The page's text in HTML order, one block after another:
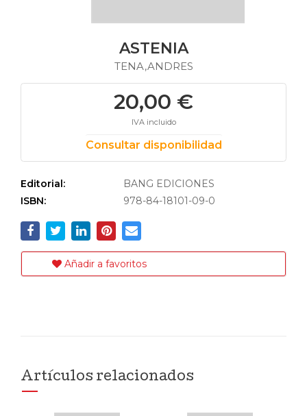
ASTENIA
TENA,ANDRES
20,00 €
IVA incluido
Consultar disponibilidad
Editorial:
BANG EDICIONES
ISBN:
978-84-18101-09-0
Añadir a favoritos
Artículos relacionados